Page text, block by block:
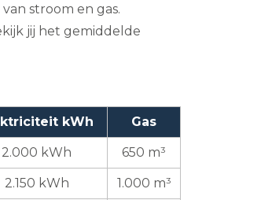
stroom en gas.
jij het gemiddelde
kWh Gas
2.000 kWh 650 m³
2.150 kWh 1.000 m³